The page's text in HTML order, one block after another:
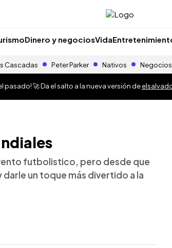
Dinero y negociosVida
Cascadas Peter Parker Nativos Negocios
pasado! 🚀 Da el salto a la nueva versión de
futbolistico, pero desde que
un toque más divertido a la